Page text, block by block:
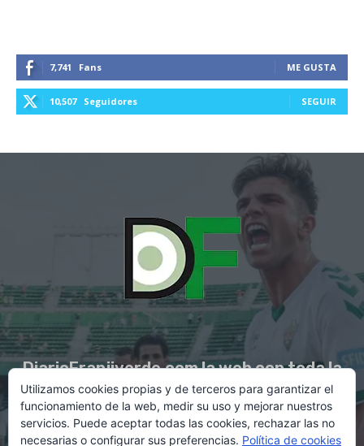
7,741 Fans ME GUSTA
10,507 Seguidores SEGUIR
DiarioFranjiverde.com la web con toda la
información del Elche C.F.
Contacto en:diario@franjiverde.com
Utilizamos cookies propias y de terceros para garantizar el
funcionamiento de la web, medir su uso y mejorar nuestros
servicios. Puede aceptar todas las cookies, rechazar las no
necesarias o configurar sus preferencias. Política de cookies